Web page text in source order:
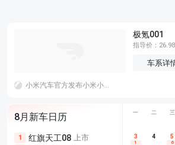
极氪001
指导价：
车系详
小米汽车官方发布小米小米YU7、SU7及小米SU7 Ultra专属8月购车权益，活动周期为8月1日 0时至8月31日24时，多重购车福利同步上线，覆盖购车礼包、低息金融、智驾保障、老车主复购激励四大板块。
8月新车日历
1 红旗天工08 上市 尊界V680
一 二 三
3
1
4 5
6